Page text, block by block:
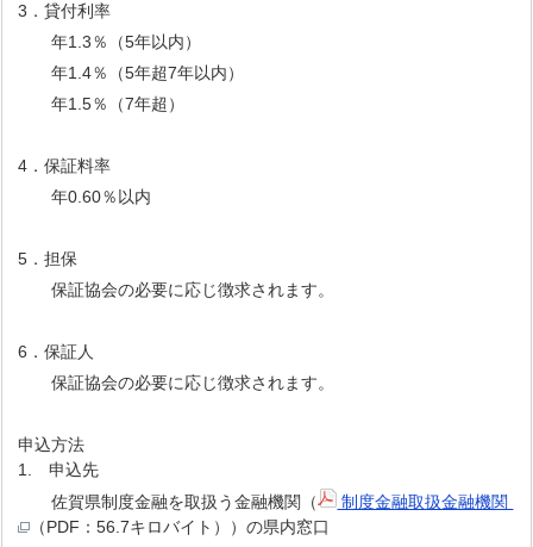
3．貸付利率
年1.3％（5年以内）
年1.4％（5年超7年以内）
年1.5％（7年超）
4．保証料率
年0.60％以内
5．担保
保証協会の必要に応じ徴求されます。
6．保証人
保証協会の必要に応じ徴求されます。
申込方法
1. 申込先
佐賀県制度金融を取扱う金融機関（
制度金融取扱金融機関
（PDF：56.7キロバイト））の県内窓口